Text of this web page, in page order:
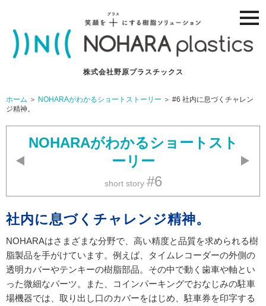
ナ
ビ
ー
ニ
株式会社野原プラスチックス
ホーム ＞ NOHARAがわかるショートストーリー ＞ #6 社内に息づくチャレン
ジ精神。
NOHARAがわかるショートスト
ーリー
short story #6
社内に息づくチャレンジ精神。
NOHARAはさまざまな分野で、高い精度と品質を求められる樹
脂製品を手がけています。例えば、タイムレコーダーの外側の
透明カバーやテンキーの樹脂部品。その中で動く歯車や軸とい
った微細なパーツ。また、コインパーキングでおなじみの駐車
場機器では、取り出し口のカバーをはじめ、駐車券を印字する